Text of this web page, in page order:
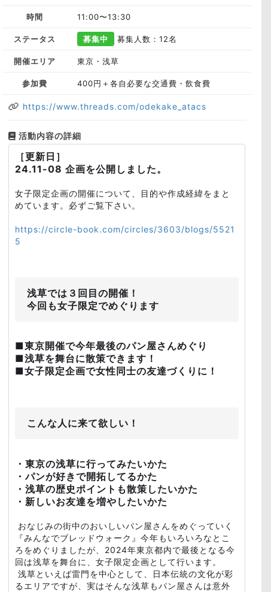
時間 11:00〜13:30
ステータス 募集中 募集人数：12名
開催エリア 東京・浅草
参加費 400円＋各自必要な交通費・飲食費
https://www.threads.com/odekake_atacs
活動内容の詳細
［更新日］
24.11-08 企画を公開しました。
女子限定企画の開催について、目的や作成経緯をまと
めています。必ずご覧下さい。
https://circle-book.com/circles/3603/blogs/5521
5
浅草では３回目の開催！
今回も女子限定でめぐります
■東京開催で今年最後のパン屋さんめぐり
■浅草を舞台に散策できます！
■女子限定企画で女性同士の友達づくりに！
こんな人に来て欲しい！
・東京の浅草に行ってみたいかた
・パンが好きで開拓してるかた
・浅草の歴史ポイントも散策したいかた
・新しいお友達を増やしたいかた
おなじみの街中のおいしいパン屋さんをめぐっていく
『みんなでブレッドウォーク』今年もいろいろなとこ
ろをめぐりましたが、2024年東京都内で最後となる今
回は浅草を舞台に、女子限定企画として行います。
浅草といえば雷門を中心として、日本伝統の文化が彩
るエリアですが、実はそんな浅草もパン屋さんは意外